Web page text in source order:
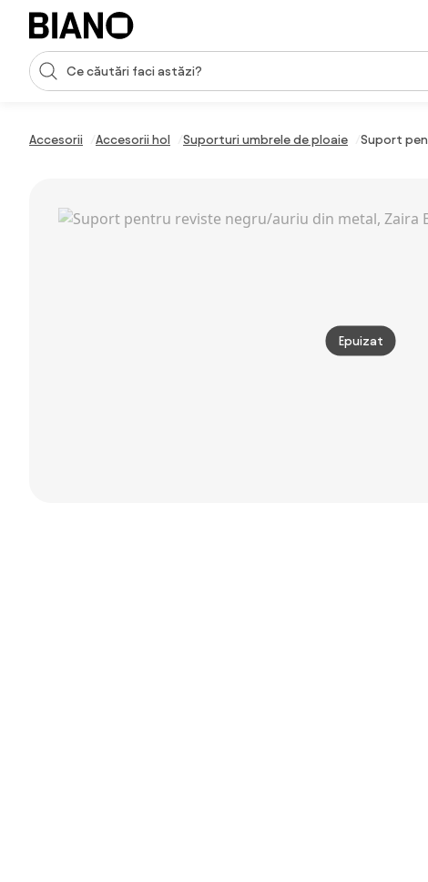
Sari peste navigare, accesează conținutul
Introducerea căutării
Accesorii Accesorii hol Suporturi umbrele de ploaie Suport
Epuizat